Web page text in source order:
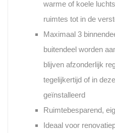
warme of koele
ruimtes tot in de
Maximaal 3
buitendeel worden
blijven afzonderlijk
tegelijkertijd of in
geïnstalleerd
Ruimtebesparend,
Ideaal voor